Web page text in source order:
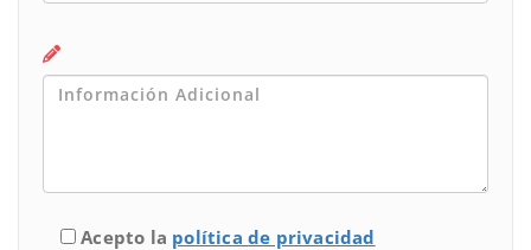
Acepto la política de privacidad